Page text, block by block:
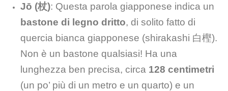
Jō (杖): Questa parola giapponese indica un
bastone di legno dritto, di solito fatto di
quercia bianca giapponese (shirakashi 白樫).
Non è un bastone qualsiasi! Ha una
lunghezza ben precisa, circa 128 centimetri
(un po’ più di un metro e un quarto) e un